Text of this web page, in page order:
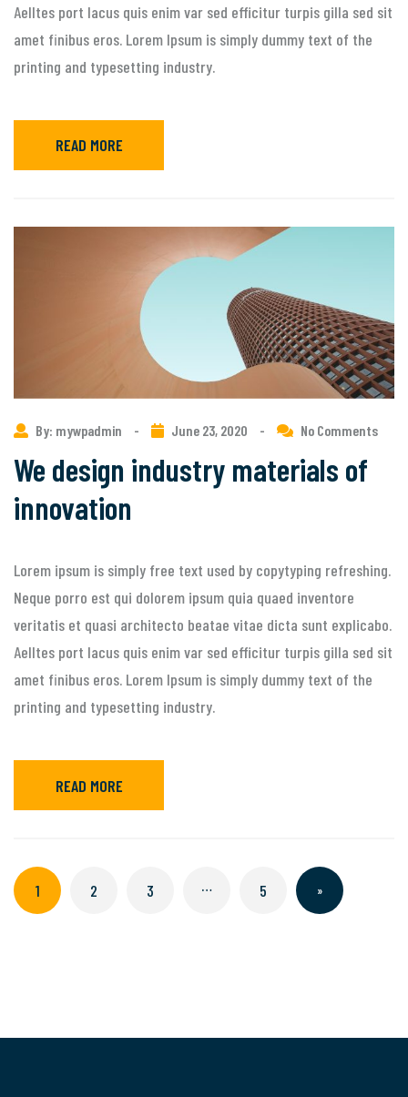
Aelltes port lacus quis enim var sed efficitur turpis gilla sed sit
amet finibus eros. Lorem Ipsum is simply dummy text of the
printing and typesetting industry.
READ MORE
By: mywpadmin - June 23, 2020 - No Comments
We design industry materials of
innovation
Lorem ipsum is simply free text used by copytyping refreshing.
Neque porro est qui dolorem ipsum quia quaed inventore
veritatis et quasi architecto beatae vitae dicta sunt explicabo.
Aelltes port lacus quis enim var sed efficitur turpis gilla sed sit
amet finibus eros. Lorem Ipsum is simply dummy text of the
printing and typesetting industry.
READ MORE
1 2 3 … 5 »